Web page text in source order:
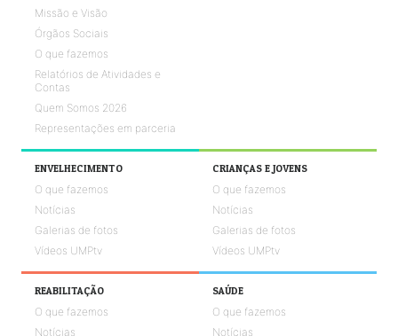
Missão e Visão
Órgãos Sociais
O que fazemos
Relatórios de Atividades e
Contas
Quem Somos 2026
Representações em parceria
ENVELHECIMENTO
O que fazemos
Notícias
Galerias de fotos
Vídeos UMPtv
CRIANÇAS E JOVENS
O que fazemos
Notícias
Galerias de fotos
Vídeos UMPtv
REABILITAÇÃO
O que fazemos
Notícias
SAÚDE
O que fazemos
Notícias